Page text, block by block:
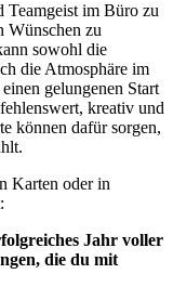
Teamgeist im Büro zu
Wünschen zu
sowohl die
die Atmosphäre im
gelungenen Start
kreativ und
können dafür sorgen,
Karten oder in
Jahr voller
die du mit